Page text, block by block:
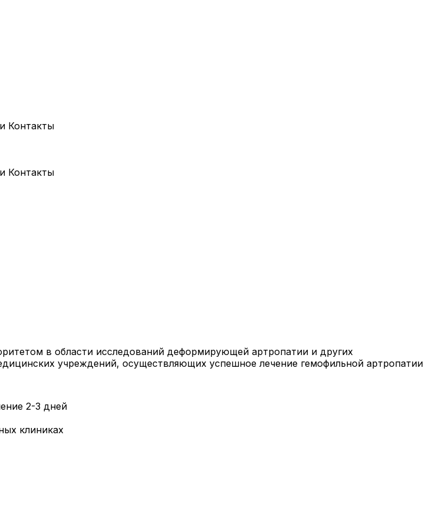
Контакты
Контакты
в области исследований деформирующей артропатии и других
учреждений, осуществляющих успешное лечение гемофильной артропатии
2-3 дней
клиниках